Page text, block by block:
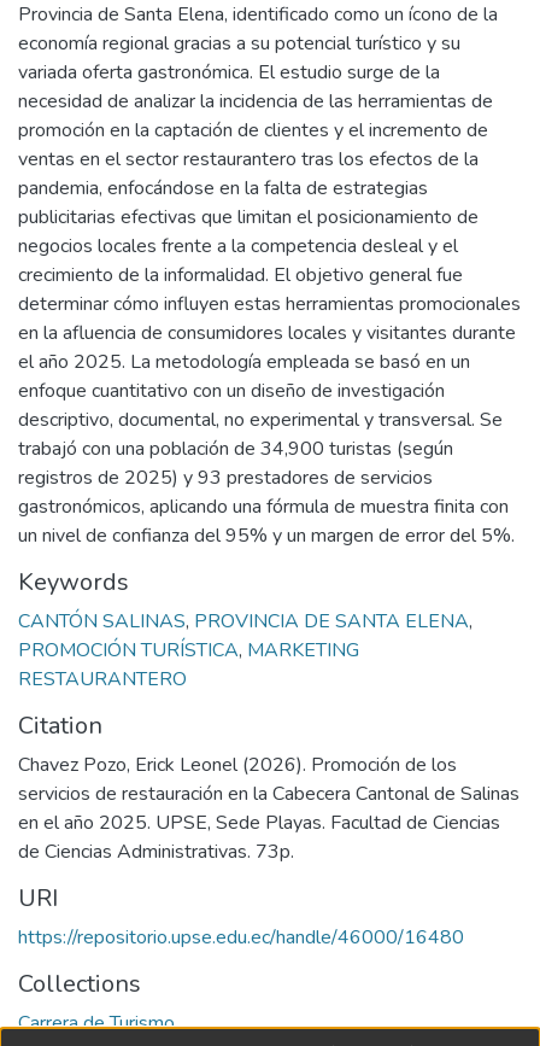
Provincia de Santa Elena, identificado como un ícono de la
economía regional gracias a su potencial turístico y su
variada oferta gastronómica. El estudio surge de la
necesidad de analizar la incidencia de las herramientas de
promoción en la captación de clientes y el incremento de
ventas en el sector restaurantero tras los efectos de la
pandemia, enfocándose en la falta de estrategias
publicitarias efectivas que limitan el posicionamiento de
negocios locales frente a la competencia desleal y el
crecimiento de la informalidad. El objetivo general fue
determinar cómo influyen estas herramientas promocionales
en la afluencia de consumidores locales y visitantes durante
el año 2025. La metodología empleada se basó en un
enfoque cuantitativo con un diseño de investigación
descriptivo, documental, no experimental y transversal. Se
trabajó con una población de 34,900 turistas (según
registros de 2025) y 93 prestadores de servicios
gastronómicos, aplicando una fórmula de muestra finita con
un nivel de confianza del 95% y un margen de error del 5%.
Keywords
CANTÓN SALINAS, PROVINCIA DE SANTA ELENA,
PROMOCIÓN TURÍSTICA, MARKETING
RESTAURANTERO
Citation
Chavez Pozo, Erick Leonel (2026). Promoción de los
servicios de restauración en la Cabecera Cantonal de Salinas
en el año 2025. UPSE, Sede Playas. Facultad de Ciencias
de Ciencias Administrativas. 73p.
URI
https://repositorio.upse.edu.ec/handle/46000/16480
Collections
Carrera de Turismo